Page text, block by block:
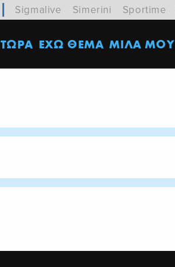
Sigmalive Simerini Sportime
ΤΩΡΑ ΕΧΩ ΘΕΜΑ MΙΛΑ ΜΟΥ